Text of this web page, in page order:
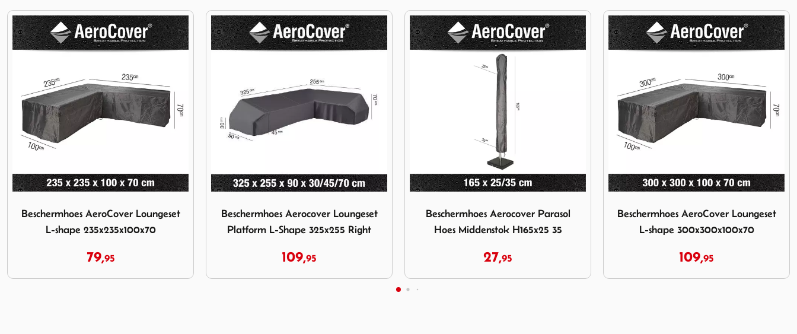
Beschermhoes Aerocover Loungeset
Platform L-Shape 325x255 Right
109,95
Beschermhoes Aerocover Parasol
Hoes Middenstok H165x25 35
27,95
Beschermhoes AeroCover Loungeset
L-shape 300x300x100x70
109,95
Beschermhoes AeroCover Hangstoel
54,95